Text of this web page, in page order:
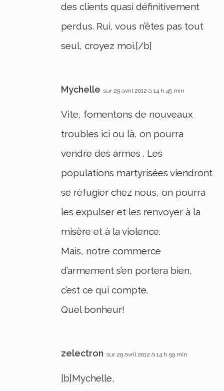
des clients quasi définitivement
perdus. Rui, vous n’êtes pas tout
seul, croyez moi.[/b]
Mychelle sur 29 avril 2012 à 14 h 45 min
Vite, fomentons de nouveaux
troubles ici ou là, on pourra
vendre des armes . Les
populations martyrisées viendront
se réfugier chez nous, on pourra
les expulser et les renvoyer à la
misère et à la violence.
Mais, notre commerce
d’armement s’en portera bien,
c’est ce qui compte.
Quel bonheur!
zelectron sur 29 avril 2012 à 14 h 59 min
[b]Mychelle,